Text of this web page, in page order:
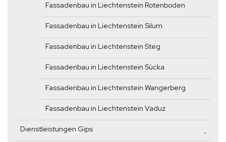
Fassadenbau in Liechtenstein Rotenboden
Fassadenbau in Liechtenstein Silum
Fassadenbau in Liechtenstein Steg
Fassadenbau in Liechtenstein Sücka
Fassadenbau in Liechtenstein Wangerberg
Fassadenbau in Liechtenstein Vaduz
Dienstleistungen Gips